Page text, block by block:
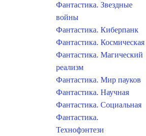
Фантастика. Звездные
войны
Фантастика. Киберпанк
Фантастика. Космическая
Фантастика. Магический
реализм
Фантастика. Мир пауков
Фантастика. Научная
Фантастика. Социальная
Фантастика.
Технофэнтези